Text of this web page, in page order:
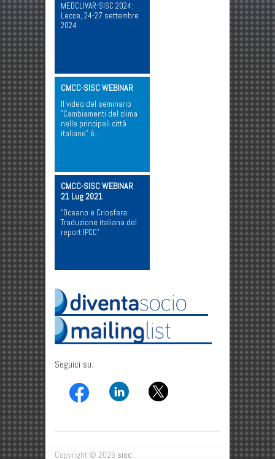
MEDCLIVAR-SISC 2024:
Lecce, 24-27 settembre
2024
CMCC-SISC WEBINAR
Il video del seminario
"Cambiamenti del clima
nelle principali città
italiane" è…
CMCC-SISC WEBINAR
21 Lug 2021
“Oceano e Criosfera:
Traduzione italiana del
report IPCC”
Seguici su:
Copyright © 2026 sisc